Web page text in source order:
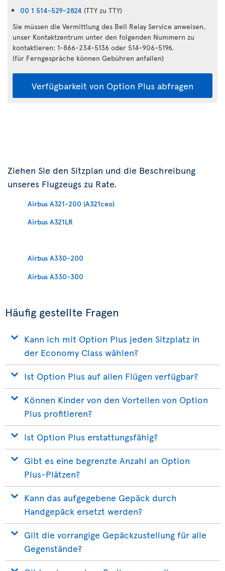
00 1 514-529-2824 (TTY zu TTY)
Sie müssen die Vermittlung des Bell Relay Service anweisen,
unser Kontaktzentrum unter den folgenden Nummern zu
kontaktieren: 1-866-234-5136 oder 514-906-5196.
(für Ferngespräche können Gebühren anfallen)
Verfügbarkeit von Option Plus abfragen
Ziehen Sie den Sitzplan und die Beschreibung
unseres Flugzeugs zu Rate.
Airbus A321-200 (A321ceo)
Airbus A321LR
Airbus A330-200
Airbus A330-300
Häufig gestellte Fragen
Kann ich mit Option Plus jeden Sitzplatz in
der Economy Class wählen?
Ist Option Plus auf allen Flügen verfügbar?
Können Kinder von den Vorteilen von Option
Plus profitieren?
Ist Option Plus erstattungsfähig?
Gibt es eine begrenzte Anzahl an Option
Plus-Plätzen?
Kann das aufgegebene Gepäck durch
Handgepäck ersetzt werden?
Gilt die vorrangige Gepäckzustellung für alle
Gegenstände?